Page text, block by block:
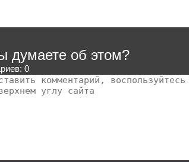
думаете об этом?
0